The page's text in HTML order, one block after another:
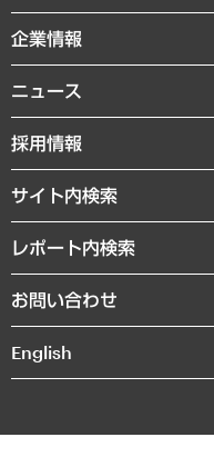
共生・ダイバーシティ
GRC（ガバナンス・リスク・コ
経済・産業・雇用・労働
まちづくり・観光・交通・スポー
自然資源・農林水産業・食料シス
レポート
コラム
経営用語集
受託・受注実績（官公庁関連）
メディア掲載・出演
セミナー・イベント情報
MUFGビジネスセミナー
受託案件情報
企業情報
私たちの想い
社長メッセージ
会社概要
沿革
組織図・本部部室紹介
インドネシア現地法人
個人情報保護方針
ニュース
ニュースリリース
お知らせ
採用情報
サイト内検索
レポート内検索
お問い合わせ
English